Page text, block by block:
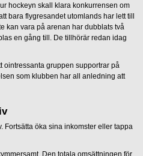
hockeyn skall klara konkurrensen om
bara flygresandet utomlands har lett till
kan vara på arenan har dubblats två
en gång till. De tillhörär redan idag
ointressanta gruppen supportrar på
som klubben har all anledning att
Fortsätta öka sina inkomster eller tappa
Den totala omsättningen för